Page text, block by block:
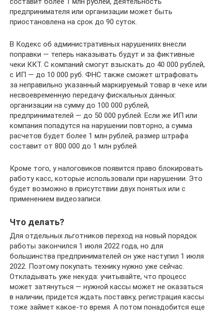
предпринимателя или организации может быть
приостановлена на срок до 90 суток.
В Кодекс об административных нарушениях внесли
поправки — теперь наказывать будут и за фиктивные
чеки ККТ. С компаний смогут взыскать до 40 000 рублей,
с ИП — до 10 000 руб. ФНС также сможет штрафовать
за неправильно указанный маркируемый товар в чеке или
несвоевременную передачу фискальных данных:
организации на сумму до 100 000 рублей,
предпринимателей — до 50 000 рублей. Если же ИП или
компания попадутся на нарушении повторно, а сумма
расчетов будет более 1 млн рублей, размер штрафа
составит от 800 000 до 1 млн рублей.
Кроме того, у налоговиков появится право блокировать
работу касс, которые использовали при нарушении. Это
будет возможно в присутствии двух понятых или с
применением видеозаписи.
Что делать?
Для отдельных льготников переход на новый порядок
работы закончился 1 июля 2022 года, но для
большинства предпринимателей он уже наступил 1 июля
2022. Поэтому покупать технику нужно уже сейчас.
Откладывать уже некуда: учитывайте, что процесс
может затянуться — нужной кассы может не оказаться
в наличии, придется ждать поставку, регистрация кассы
тоже займет какое-то время. А потом понадобится еще